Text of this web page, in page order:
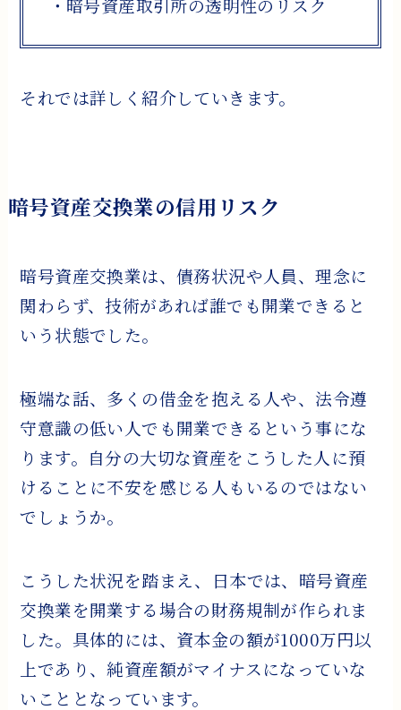
・暗号資産取引所の透明性のリスク
それでは詳しく紹介していきます。
暗号資産交換業の信用リスク
暗号資産交換業は、債務状況や人員、理念に
関わらず、技術があれば誰でも開業できると
いう状態でした。
極端な話、多くの借金を抱える人や、法令遵
守意識の低い人でも開業できるという事にな
ります。自分の大切な資産をこうした人に預
けることに不安を感じる人もいるのではない
でしょうか。
こうした状況を踏まえ、日本では、暗号資産
交換業を開業する場合の財務規制が作られま
した。具体的には、資本金の額が1000万円以
上であり、純資産額がマイナスになっていな
いこととなっています。